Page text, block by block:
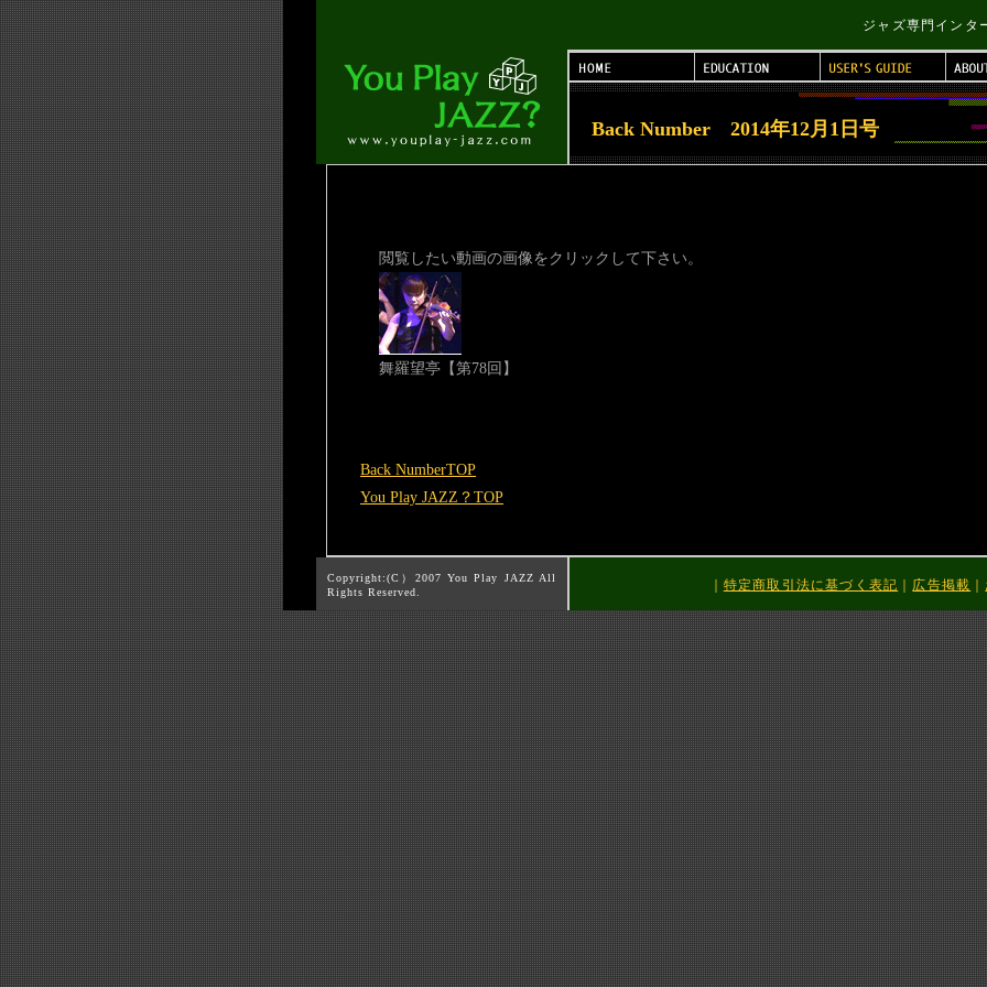
ジャズ専門イン
Back Number 2014年12月1日号
閲覧したい動画の画像をクリックして下さい。
舞羅望亭【第78回】
Back NumberTOP
You Play JAZZ？TOP
Copyright:(C）2007 You Play JAZZ All
Rights Reserved.
特定商取引法に基づく表記 広告掲載